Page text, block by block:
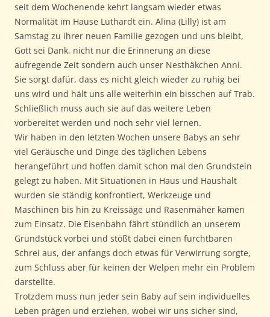
seit dem Wochenende kehrt langsam wieder etwas
Normalität im Hause Luthardt ein. Alina (Lilly) ist am
Samstag zu ihrer neuen Familie gezogen und uns bleibt,
Gott sei Dank, nicht nur die Erinnerung an diese
aufregende Zeit sondern auch unser Nesthäkchen Anni.
Sie sorgt dafür, dass es nicht gleich wieder zu ruhig bei
uns wird und hält uns alle weiterhin ein bisschen auf Trab.
Schließlich muss auch sie auf das weitere Leben
vorbereitet werden und noch sehr viel lernen.
Wir haben in den letzten Wochen unsere Babys an sehr
viel Geräusche und Dinge des täglichen Lebens
herangeführt und hoffen damit schon mal den Grundstein
gelegt zu haben. Mit Situationen in Haus und Haushalt
wurden sie ständig konfrontiert, Werkzeuge und
Maschinen bis hin zu Kreissäge und Rasenmäher kamen
zum Einsatz. Die Eisenbahn fährt stündlich an unserem
Grundstück vorbei und stößt dabei einen furchtbaren
Schrei aus, der anfangs doch etwas für Verwirrung sorgte,
zum Schluss aber für keinen der Welpen mehr ein Problem
darstellte.
Trotzdem muss nun jeder sein Baby auf sein individuelles
Leben prägen und erziehen, wobei wir uns sicher sind,